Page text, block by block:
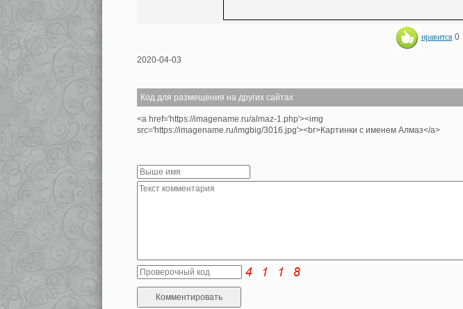
нравится 0
2020-04-03
Код для размещения на других сайтах
<a href='https://imagename.ru/almaz-1.php'><img
src='https://imagename.ru/imgbig/3016.jpg'><br>Картинки с именем Алмаз</a>